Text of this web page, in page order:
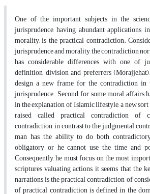
One of the important subjects in the
jurisprudence, having abundant applications
morality, is the practical contradiction.
jurisprudence and morality, the contradiction
has considerable differences with one of
definition, division and preferrers
design a new frame for the contradiction
jurisprudence. Second, for some moral affairs
in the explanation of Islamic lifestyle, a new
raised called practical contradiction of
contradiction, in contrast to the judgmental
man has the ability to do both
obligatory or he cannot use the time and
Consequently, he must focus on the most
scriptures valuating actions, it seems that the
narrations is the practical contradiction of
of practical contradiction is defined in the